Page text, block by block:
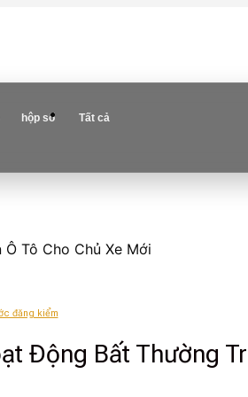
hộp số Tất cả
Tô Cho Chủ Xe Mới
đăng kiểm
Động Bất Thường